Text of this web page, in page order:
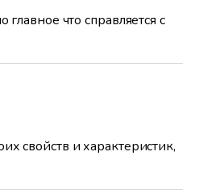
главное что справляется с
свойств и характеристик,